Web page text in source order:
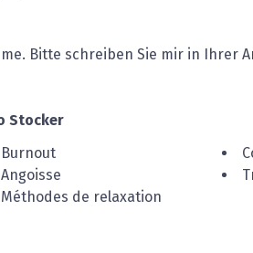
Bitte schreiben Sie mir in Ihrer
Stocker
Burnout
Angoisse
Méthodes de relaxation